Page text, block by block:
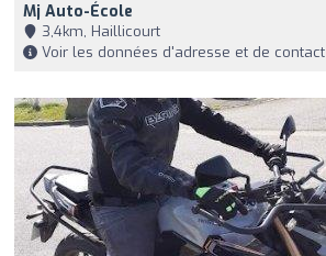
Mj Auto-École
3,4km, Haillicourt
Voir les données d'adresse et de contact